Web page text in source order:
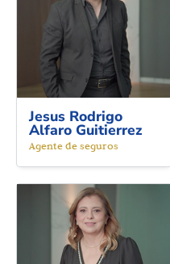
Jesus Rodrigo
Alfaro Guitierrez
Agente de seguros